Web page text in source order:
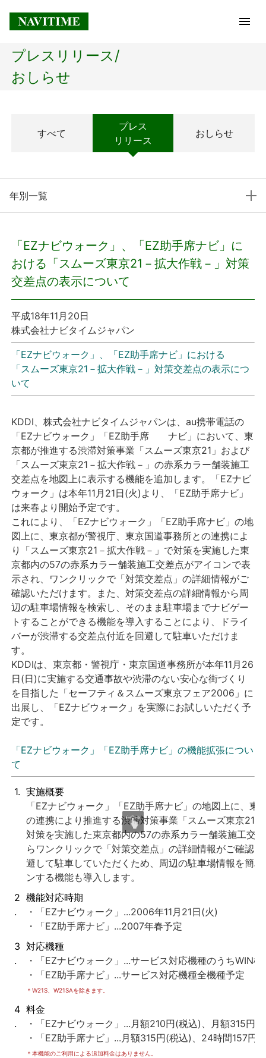
トップページ
経営理念
プレスリリース
おしらせ
サービス
法人向けサービス
採用情報
English
プレスリリース/
おしらせ
すべて
プレス
リリース
おしらせ
年別一覧
「EZナビウォーク」、「EZ助手席ナビ」に
おける「スムーズ東京21－拡大作戦－」対策
交差点の表示について
平成18年11月20日
株式会社ナビタイムジャパン
「EZナビウォーク」、「EZ助手席ナビ」における
「スムーズ東京21－拡大作戦－」対策交差点の表示につ
いて
KDDI、株式会社ナビタイムジャパンは、au携帯電話の
「EZナビウォーク」「EZ助手席 ナビ」において、東
京都が推進する渋滞対策事業「スムーズ東京21」および
「スムーズ東京21－拡大作戦－」の赤系カラー舗装施工
交差点を地図上に表示する機能を追加します。「EZナビ
ウォーク」は本年11月21日(火)より、「EZ助手席ナビ」
は来春より開始予定です。
これにより、「EZナビウォーク」「EZ助手席ナビ」の地
図上に、東京都が警視庁、東京国道事務所との連携によ
り「スムーズ東京21－拡大作戦－」で対策を実施した東
京都内の57の赤系カラー舗装施工交差点がアイコンで表
示され、ワンクリックで「対策交差点」の詳細情報がご
確認いただけます。また、対策交差点の詳細情報から周
辺の駐車場情報を検索し、そのまま駐車場までナビゲー
トすることができる機能を導入することにより、ドライ
バーが渋滞する交差点付近を回避して駐車いただけま
す。
KDDIは、東京都・警視庁・東京国道事務所が本年11月26
日(日)に実施する交通事故や渋滞のない安心な街づくり
を目指した「セーフティ＆スムーズ東京フェア2006」に
出展し、「EZナビウォーク」を実際にお試しいただく予
定です。
「EZナビウォーク」「EZ助手席ナビ」の機能拡張につい
て
1. 実施概要
「EZナビウォーク」「EZ助手席ナビ」の地図上に、
の連携により推進する渋滞対策事業「スムーズ東京21
対策を実施した東京都内の57の赤系カラー舗装施工交
らワンクリックで「対策交差点」の詳細情報がご確認
避して駐車していただくため、周辺の駐車場情報を簡
ンする機能も導入します。
2
.
機能対応時期
・「EZナビウォーク」...2006年11月21日(火)
・「EZ助手席ナビ」...2007年春予定
3
.
対応機種
・「EZナビウォーク」...サービス対応機種のうちWIN機
・「EZ助手席ナビ」...サービス対応機種全機種予定
＊W21S、W21SAを除きます。
4
.
料金
・「EZナビウォーク」...月額210円(税込)、月額315円
・「EZ助手席ナビ」...月額315円(税込)、24時間157円(
＊本機能のご利用による追加料金はありません。